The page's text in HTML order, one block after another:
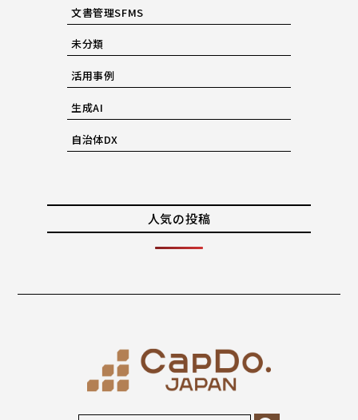
文書管理SFMS
未分類
活用事例
生成AI
自治体DX
人気の投稿